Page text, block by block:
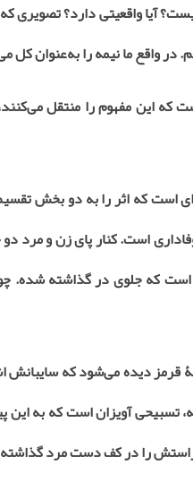
آیا واقعیتی دارد؟ تصویری
در واقع ما نیمه را به‌عنوان کل
که این مفهوم را منتقل
است که اثر را به دو بخش
است. کنار پای زن و
است که جلوی در گذاشته شده.
دیده می‌شود که سایبانش
آویزان است که به این
را در کف دست مرد گذاشته